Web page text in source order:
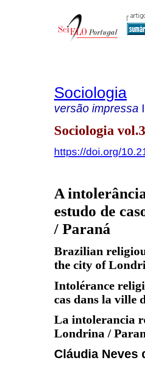
Sociologia
versão impressa
Sociologia
https://doi.org/
A
estudo de
/ Paraná
Brazilian
the city of
Intolérance
cas dans la ville
La intolerancia
Londrina /
Cláudia Neves